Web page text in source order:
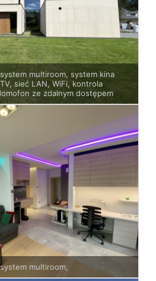
multiroom, system kina
sieć LAN, WiFi, kontrola
ze zdalnym dostępem
multiroom,